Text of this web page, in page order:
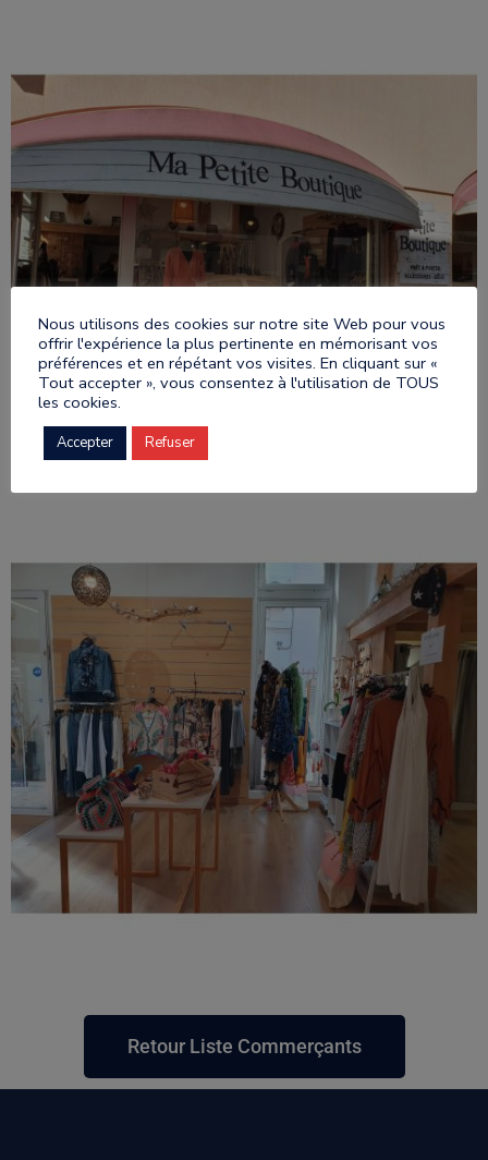
Retour Liste Commerçants
Nous utilisons des cookies sur notre site Web pour vous
offrir l'expérience la plus pertinente en mémorisant vos
préférences et en répétant vos visites. En cliquant sur «
Tout accepter », vous consentez à l'utilisation de TOUS
les cookies.
Accepter Refuser